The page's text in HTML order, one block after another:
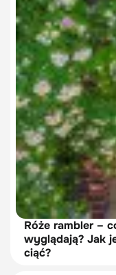
Róże rambler –
wyglądają? Jak
ciąć?